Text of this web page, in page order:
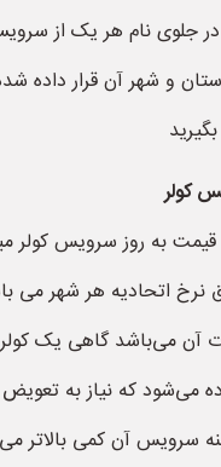
جلوی نام هر یک از
و شهر آن قرار داده
کولر
قیمت به روز سرویس کولر
اتحادیه هر شهر می
آن می‌باشد گاهی یک
می‌شود که نیاز به
سرویس آن کمی بالاتر